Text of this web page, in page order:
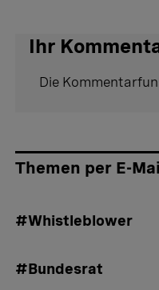
Ihr
Die
Themen per E-
#Whistleblower
#Bundesrat